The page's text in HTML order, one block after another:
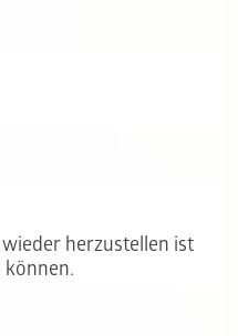
herzustellen ist